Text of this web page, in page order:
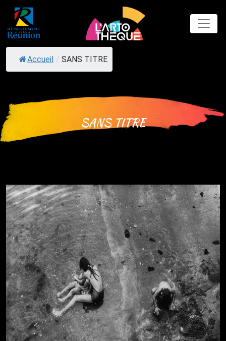
Skip
content
Accueil / SANS TITRE
SANS TITRE